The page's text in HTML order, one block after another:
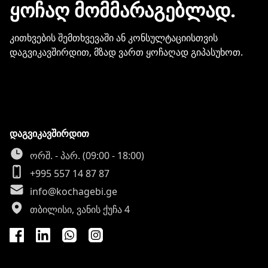
ᲧᲝᲩᲐᲦ ᲛᲝᲛᲛᲐᲠᲐᲒᲔᲑᲚᲐᲓ.
კითხვების შემთხვევაში ან კონსულტაციისთვის
დაგვიკავშირდით, მზად ვართ ყოჩაღად გიპასუხოთ.
დაგვიკავშირდით
ორშ. - პარ. (09:00 - 18:00)
+995 557 14 87 87
info@kochagebi.ge
თბილისი, ვანის ქუჩა 4